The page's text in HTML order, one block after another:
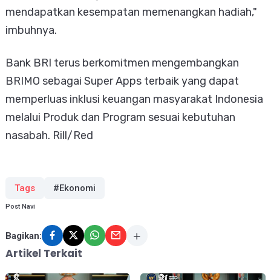
mendapatkan kesempatan memenangkan hadiah,"
imbuhnya.
Bank BRI terus berkomitmen mengembangkan
BRIMO sebagai Super Apps terbaik yang dapat
memperluas inklusi keuangan masyarakat Indonesia
melalui Produk dan Program sesuai kebutuhan
nasabah. Rill/Red
Tags #Ekonomi
Post Navi
Bagikan:
Artikel Terkait